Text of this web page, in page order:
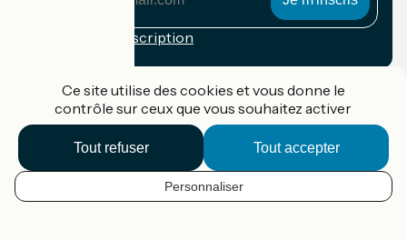
FR
Conditions d'inscription
Accueil Vélo Pro
Contact
Mentions légales
Ce site utilise des cookies et vous donne le
contrôle sur ceux que vous souhaitez activer
Tout accepter
Tout refuser
Personnaliser